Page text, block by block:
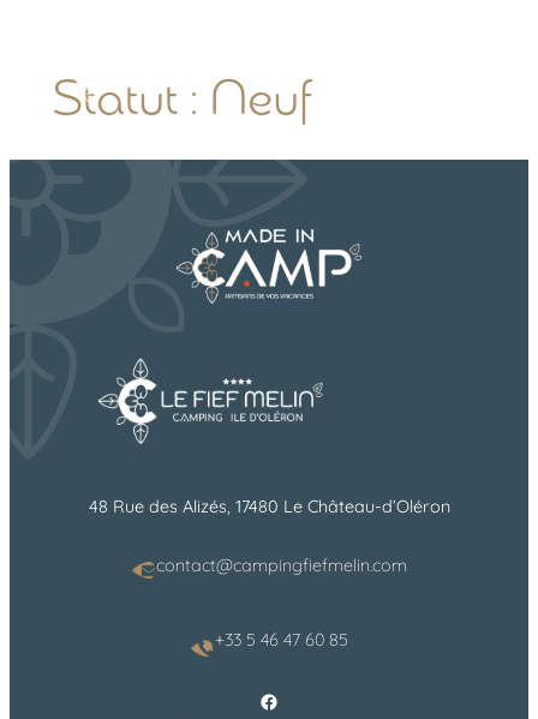
Statut : Neuf
48 Rue des Alizés, 17480 Le Château-d’Oléron
contact@campingfiefmelin.com
+33 5 46 47 60 85
Facebook